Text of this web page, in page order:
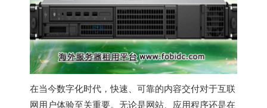
在当今数字化时代，快速、可靠的内容交付对于互联
网用户体验至关重要。无论是网站、应用程序还是在